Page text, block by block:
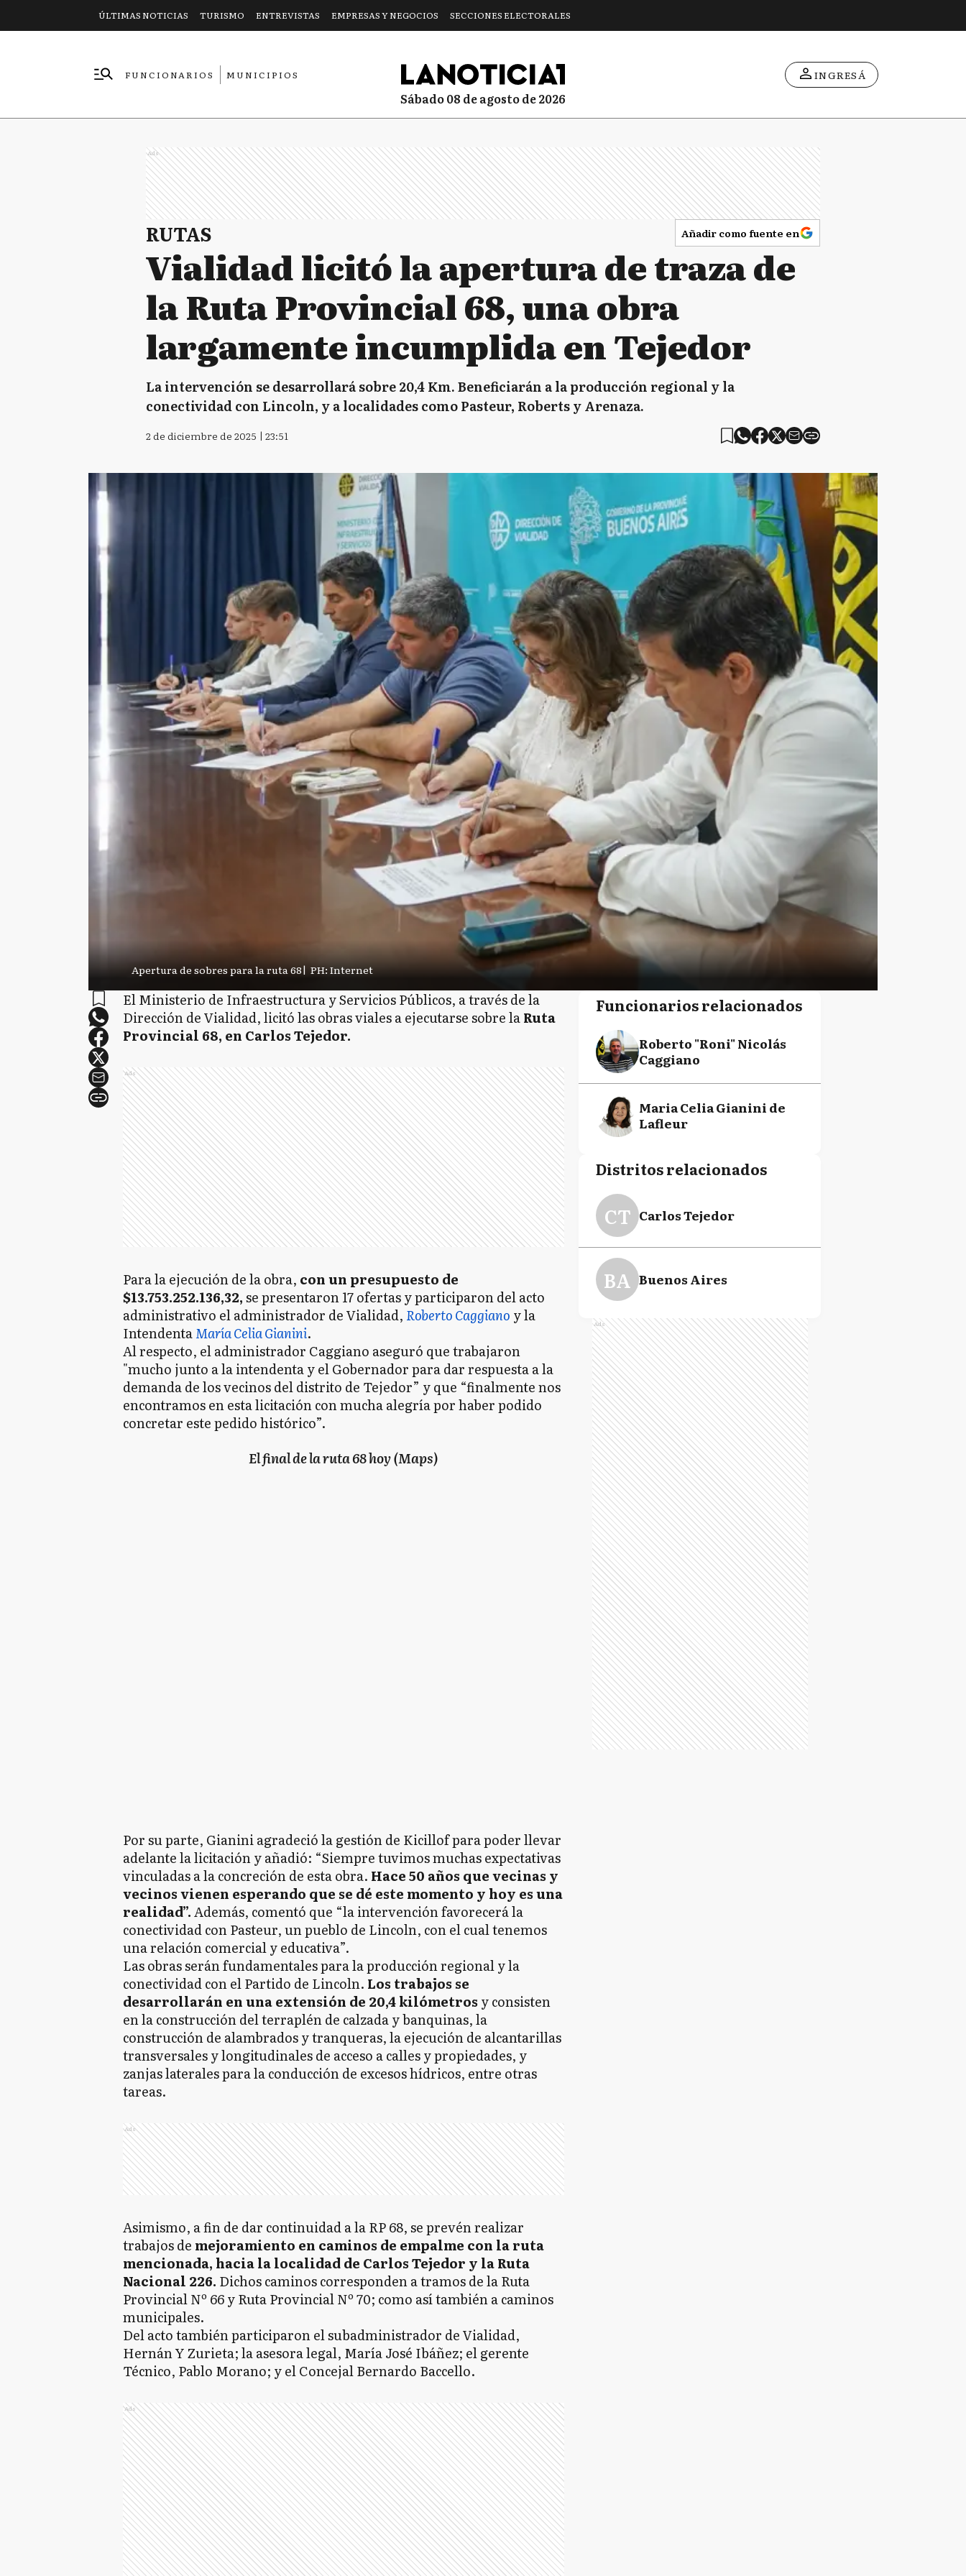
ÚLTIMAS NOTICIAS TURISMO ENTREVISTAS EMPRESAS Y NEGOCIOS SECCIONES ELECTORALES
FUNCIONARIOS
MUNICIPIOS
sábado 08 de agosto de 2026
INGRESÁ
Ads
RUTAS Añadir como fuente en
Vialidad licitó la apertura de traza de
la Ruta Provincial 68, una obra
largamente incumplida en Tejedor
La intervención se desarrollará sobre 20,4 Km. Beneficiarán a la producción regional y la
conectividad con Lincoln, y a localidades como Pasteur, Roberts y Arenaza.
2 de diciembre de 2025 | 23:51
Apertura de sobres para la ruta 68| PH: Internet
El Ministerio de Infraestructura y Servicios Públicos, a través de la
Dirección de Vialidad, licitó las obras viales a ejecutarse sobre laRuta
Provincial 68, en Carlos Tejedor.
Ads
Para la ejecución de la obra, con un presupuesto de
$13.753.252.136,32,se presentaron 17 ofertas y participaron del acto
administrativo el administrador de Vialidad, Roberto Caggiano y la
IntendentaMaría Celia Gianini.
Al respecto, el administrador Caggiano aseguró que trabajaron
"mucho junto a la intendenta y el Gobernador para dar respuesta a la
demanda de los vecinos del distrito de Tejedor” y que “finalmente nos
encontramos en esta licitación con mucha alegría por haber podido
concretar este pedido histórico”.
El final de la ruta 68 hoy (Maps)
Por su parte, Gianini agradeció la gestión de Kicillof para poder llevar
adelante la licitación y añadió: “Siempre tuvimos muchas expectativas
vinculadas a la concreción de esta obra. Hace 50 años que vecinas y
vecinos vienen esperando que se dé este momento y hoy es una
realidad”.Además, comentó que “la intervención favorecerá la
conectividad con Pasteur, un pueblo de Lincoln, con el cual tenemos
una relación comercial y educativa”.
Las obras serán fundamentales para la producción regional y la
conectividad con el Partido de Lincoln. Los trabajos se
desarrollarán en una extensión de 20,4 kilómetros y consisten
en la construcción del terraplén de calzada y banquinas, la
construcción de alambrados y tranqueras, la ejecución de alcantarillas
transversales y longitudinales de acceso a calles y propiedades, y
zanjas laterales para la conducción de excesos hídricos, entre otras
tareas.
Ads
Asimismo, a fin de dar continuidad a la RP 68, se prevén realizar
trabajos de mejoramiento en caminos de empalme con la ruta
mencionada, hacia la localidad de Carlos Tejedor y la Ruta
Nacional 226. Dichos caminos corresponden a tramos de la Ruta
Provincial Nº 66 y Ruta Provincial Nº 70; como así también a caminos
municipales.
Del acto también participaron el subadministrador de Vialidad,
Hernán Y Zurieta; la asesora legal, María José Ibáñez; el gerente
Técnico, Pablo Morano; y el Concejal Bernardo Baccello.
Ads
Funcionarios relacionados
Roberto "Roni" Nicolás
Caggiano
Maria Celia Gianini de
Lafleur
Distritos relacionados
CT Carlos Tejedor
BA Buenos Aires
Ads